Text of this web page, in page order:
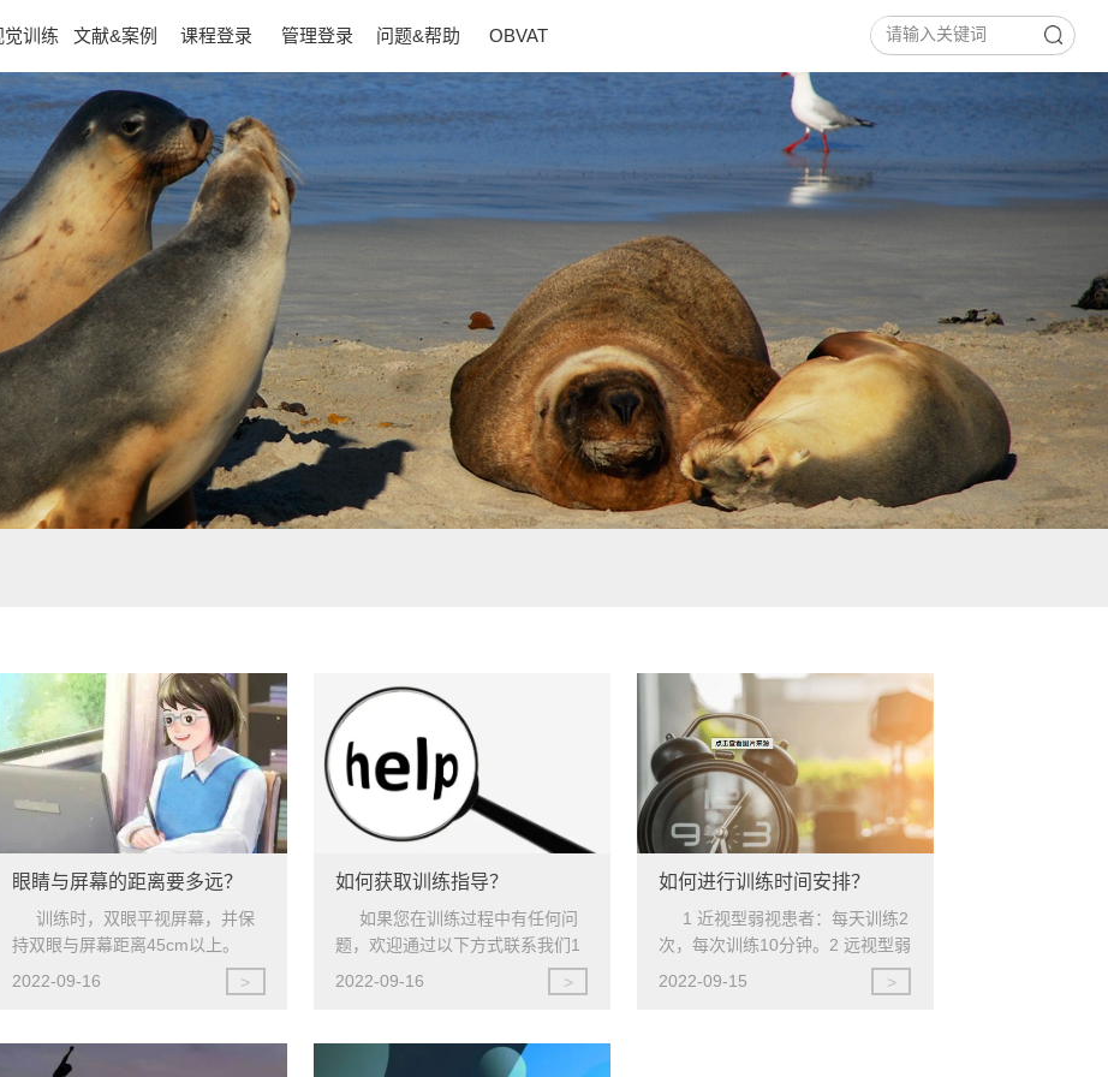
觉训练 文献&案例 课程登录 管理登录 问题&帮助 OBVAT
眼睛与屏幕的距离要多远？
训练时，双眼平视屏幕，并保
持双眼与屏幕距离45cm以上。
2022-09-16
>
如何获取训练指导？
如果您在训练过程中有任何问
题，欢迎通过以下方式联系我们1
在线客服2 电话: 400-6080-9263
邮箱：luojohn2020@126 com4
2022-09-16 >
如何进行训练时间安排？
1 近视型弱视患者：每天训练2
次，每次训练10分钟。2 远视型弱
视患者：每天训练2次，每次训练
20分钟。3 斜视术前、术后患者：
2022-09-15 >